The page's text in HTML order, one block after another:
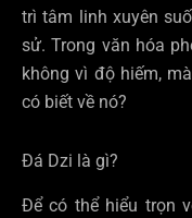
trì tâm linh xuyên
sử. Trong văn hóa
không vì độ hiếm,
có biết về nó?
Đá Dzi là gì?
Để có thể hiểu trọn